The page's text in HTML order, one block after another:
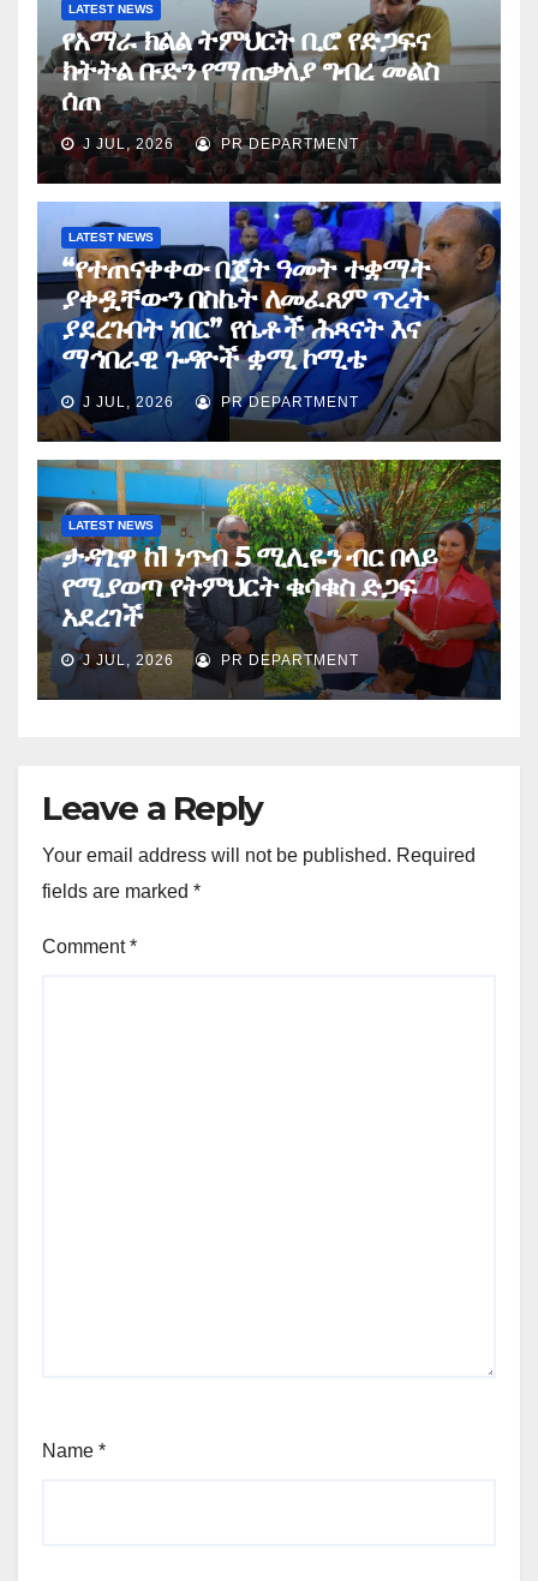
LATEST NEWS
የአማራ ክልል ትምህርት ቢሮ የድጋፍና
ክትትል ቡድን የማጠቃለያ ግብረ መልስ
ሰጠ
J JUL, 2026 PR DEPARTMENT
LATEST NEWS
“የተጠናቀቀው በጀት ዓመት ተቋማት
ያቀዷቸውን በስኬት ለመፈጸም ጥረት
ያደረጉበት ነበር” የሴቶች ሕጻናት እና
ማኅበራዊ ጉዳዮች ቋሚ ኮሚቴ
J JUL, 2026 PR DEPARTMENT
LATEST NEWS
ታዳጊዋ ከ1 ነጥብ 5 ሚሊዬን ብር በላይ
የሚያወጣ የትምህርት ቁሳቁስ ድጋፍ
አደረገች
J JUL, 2026 PR DEPARTMENT
Leave a Reply
Your email address will not be published. Required
fields are marked *
Comment*
Name *